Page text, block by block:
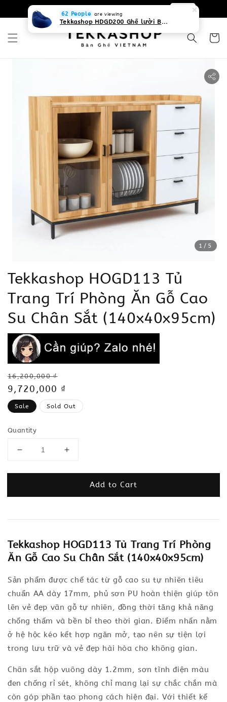
0931268840 Liên hệ với chúng tôi
1 /5
Tekkashop HOGD113 Tủ
Trang Trí Phòng Ăn Gỗ Cao
Su Chân Sắt (140x40x95cm)
Regular
price
16,200,000 ₫
Sale
price
9,720,000 ₫
Sale Sold Out
Quantity
Add to Cart
Tekkashop HOGD113 Tủ Trang Trí Phòng
Ăn Gỗ Cao Su Chân Sắt (140x40x95cm)
Sản phẩm được chế tác từ gỗ cao su tự nhiên tiêu
chuẩn AA dày 17mm, phủ sơn PU hoàn thiện giúp tôn
lên vẻ đẹp vân gỗ tự nhiên, đồng thời tăng khả năng
chống thấm và bền bỉ theo thời gian. Điểm nhấn nằm
ở hệ hộc kéo kết hợp ngăn mở, tạo nên sự tiện lợi
trong lưu trữ và vẻ đẹp hài hòa cho không gian.
Chân sắt hộp vuông dày 1.2mm, sơn tĩnh điện màu
đen chống rỉ sét, không chỉ mang lại sự chắc chắn mà
còn góp phần tạo phong cách hiện đại. Với thiết kế
62 People are viewing
Tekkashop HDGD200 Ghế lười Beanbag form truyền thống, chất liệu Olefin canvas kháng nước, màu xanh biển, có thể sử dụng trong nhà và cả ngoài trời, có quai xách